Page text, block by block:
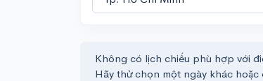
Không có lịch chiếu phù hợp với
Hãy thử chọn một ngày khác hoặc